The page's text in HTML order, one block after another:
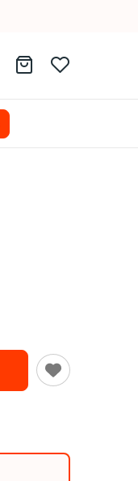
Identifiez-vousAller au panier